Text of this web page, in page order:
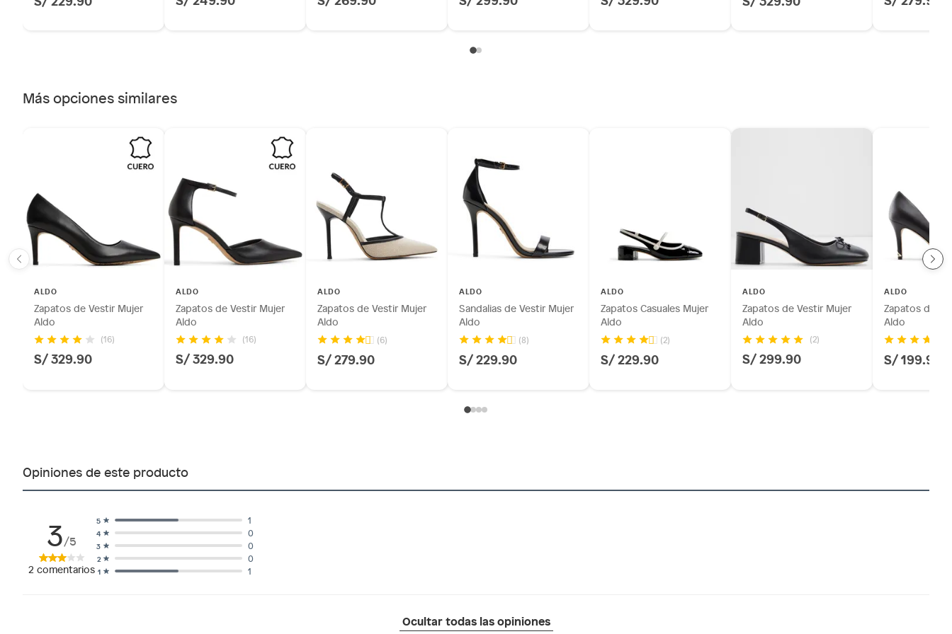
Más opciones similares
ALDO
Zapatos de Vestir Mujer
Aldo
(16)
S/ 329.90
ALDO
Zapatos de Vestir Mujer
Aldo
(16)
S/ 329.90
ALDO
Zapatos de Vestir Mujer
Aldo
(6)
S/ 279.90
ALDO
Sandalias de Vestir Mujer
Aldo
(8)
S/ 229.90
ALDO
Zapatos Casuales Mujer
Aldo
(2)
S/ 229.90
ALDO
Zapatos de Vestir Mujer
Aldo
(2)
S/ 299.90
ALDO
Zapatos de
Aldo
S/ 199.90
Opiniones de este producto
3/5
2 comentarios 1 1
2 0
3 0
4 0
5 1
Ocultar todas las opiniones